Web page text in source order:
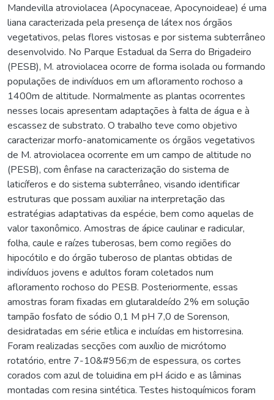
Mandevilla atroviolacea (Apocynaceae, Apocynoideae) é uma
liana caracterizada pela presença de látex nos órgãos
vegetativos, pelas flores vistosas e por sistema subterrâneo
desenvolvido. No Parque Estadual da Serra do Brigadeiro
(PESB), M. atroviolacea ocorre de forma isolada ou formando
populações de indivíduos em um afloramento rochoso a
1400m de altitude. Normalmente as plantas ocorrentes
nesses locais apresentam adaptações à falta de água e à
escassez de substrato. O trabalho teve como objetivo
caracterizar morfo-anatomicamente os órgãos vegetativos
de M. atroviolacea ocorrente em um campo de altitude no
(PESB), com ênfase na caracterização do sistema de
laticíferos e do sistema subterrâneo, visando identificar
estruturas que possam auxiliar na interpretação das
estratégias adaptativas da espécie, bem como aquelas de
valor taxonômico. Amostras de ápice caulinar e radicular,
folha, caule e raízes tuberosas, bem como regiões do
hipocótilo e do órgão tuberoso de plantas obtidas de
indivíduos jovens e adultos foram coletados num
afloramento rochoso do PESB. Posteriormente, essas
amostras foram fixadas em glutaraldeído 2% em solução
tampão fosfato de sódio 0,1 M pH 7,0 de Sorenson,
desidratadas em série etílica e incluídas em historresina.
Foram realizadas secções com auxílio de micrótomo
rotatório, entre 7-10&#956;m de espessura, os cortes
corados com azul de toluidina em pH ácido e as lâminas
montadas com resina sintética. Testes histoquímicos foram